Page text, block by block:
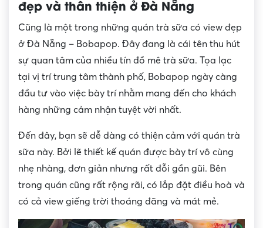
đẹp và thân thiện ở Đà Nẵng
Cũng là một trong những quán trà sữa có view đẹp
ở Đà Nẵng – Bobapop. Đây đang là cái tên thu hút
sự quan tâm của nhiều tín đồ mê trà sữa. Tọa lạc
tại vị trí trung tâm thành phố, Bobapop ngày càng
đầu tư vào việc bày trí nhằm mang đến cho khách
hàng những cảm nhận tuyệt vời nhất.
Đến đây, bạn sẽ dễ dàng có thiện cảm với quán trà
sữa này. Bởi lẽ thiết kế quán được bày trí vô cùng
nhẹ nhàng, đơn giản nhưng rất đỗi gần gũi. Bên
trong quán cũng rất rộng rãi, có lắp đặt điều hoà và
có cả view giếng trời thoáng đãng và mát mẻ.